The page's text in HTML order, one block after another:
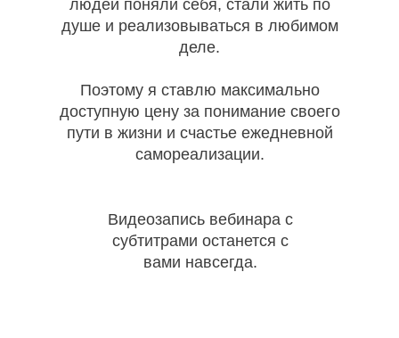
людей поняли себя, стали жить по
душе и реализовываться в любимом
деле.
Поэтому я ставлю максимально
доступную цену за понимание своего
пути в жизни и счастье ежедневной
самореализации.
Видеозапись вебинара с
субтитрами останется с
вами навсегда.